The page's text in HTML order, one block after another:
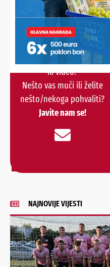
HALO,
PODRAVSKI!
Imate priču, vijest, fotku
ili video?
Nešto vas muči ili želite
nešto/nekoga pohvaliti?
Javite nam se!
NAJNOVIJE VIJESTI